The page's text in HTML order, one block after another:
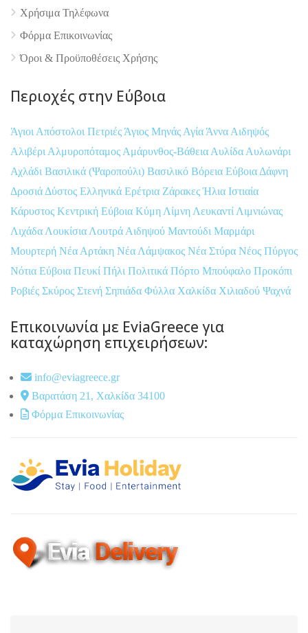
Χρήσιμα Τηλέφωνα
Φόρμα Επικοινωνίας
Όροι & Προϋποθέσεις Xρήσης
Περιοχές στην Εύβοια
Άγιοι Απόστολοι Πετριές Άγιος Μηνάς Αγία Άννα Αιδηψός
Αλιβέρι Αλμυροπόταμος Αμάρυνθος-Βάθεια Αυλίδα Αυλωνάρι
Αχλάδι Βασιλικά (Ψαροπούλι) Βασιλικό Βόρεια Εύβοια Δάφνη
Δροσιά Δύστος Ελληνικά Ερέτρια ΖάρακεςΉλια Ιστιαία
Κάρυστος Κεντρική Εύβοια Κύμη Λίμνη Λευκαντί Λιμνιώνας
Λιχάδα Λουκίσια Λουτρά Αιδηψού Μαντούδι Μαρμάρι
Μουρτερή Νέα Αρτάκη Νέα Λάμψακος Νέα Στύρα Νέος Πύργος
Νότια Εύβοια Πευκί Πήλι Πολιτικά Πόρτο Μπούφαλο Προκόπι
Ροβιές Σκύρος Στενή Σηπιάδα Φύλλα Χαλκίδα Χιλιαδού Ψαχνά
Επικοινωνία με EviaGreece για
καταχώρηση επιχειρήσεων:
info@eviagreece.gr
Βαρατάση 21, Χαλκίδα 34100
Φόρμα Επικοινωνίας